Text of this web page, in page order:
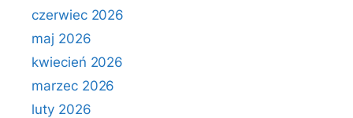
czerwiec 2026
maj 2026
kwiecień 2026
marzec 2026
luty 2026